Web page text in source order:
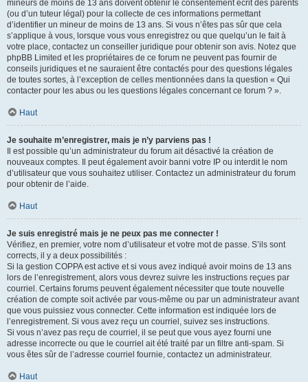
mineurs de moins de 13 ans doivent obtenir le consentement écrit des parents
(ou d’un tuteur légal) pour la collecte de ces informations permettant
d’identifier un mineur de moins de 13 ans. Si vous n’êtes pas sûr que cela
s’applique à vous, lorsque vous vous enregistrez ou que quelqu’un le fait à
votre place, contactez un conseiller juridique pour obtenir son avis. Notez que
phpBB Limited et les propriétaires de ce forum ne peuvent pas fournir de
conseils juridiques et ne sauraient être contactés pour des questions légales
de toutes sortes, à l’exception de celles mentionnées dans la question « Qui
contacter pour les abus ou les questions légales concernant ce forum ? ».
Haut
Je souhaite m’enregistrer, mais je n’y parviens pas !
Il est possible qu’un administrateur du forum ait désactivé la création de
nouveaux comptes. Il peut également avoir banni votre IP ou interdit le nom
d’utilisateur que vous souhaitez utiliser. Contactez un administrateur du forum
pour obtenir de l’aide.
Haut
Je suis enregistré mais je ne peux pas me connecter !
Vérifiez, en premier, votre nom d’utilisateur et votre mot de passe. S’ils sont
corrects, il y a deux possibilités :
Si la gestion COPPA est active et si vous avez indiqué avoir moins de 13 ans
lors de l’enregistrement, alors vous devrez suivre les instructions reçues par
courriel. Certains forums peuvent également nécessiter que toute nouvelle
création de compte soit activée par vous-même ou par un administrateur avant
que vous puissiez vous connecter. Cette information est indiquée lors de
l’enregistrement. Si vous avez reçu un courriel, suivez ses instructions.
Si vous n’avez pas reçu de courriel, il se peut que vous ayez fourni une
adresse incorrecte ou que le courriel ait été traité par un filtre anti-spam. Si
vous êtes sûr de l’adresse courriel fournie, contactez un administrateur.
Haut